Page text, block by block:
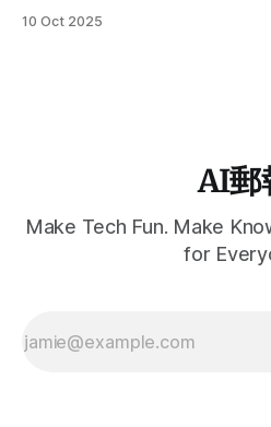
（General Purpose Technology
10 Oct 2025
AI郵
Make Tech Fun. Make
for